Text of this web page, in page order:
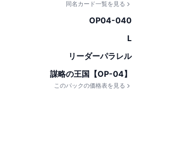
同名カード一覧を見る
OP04-040
L
リーダーパラレル
謀略の王国【OP-04】
このパックの価格表を見る